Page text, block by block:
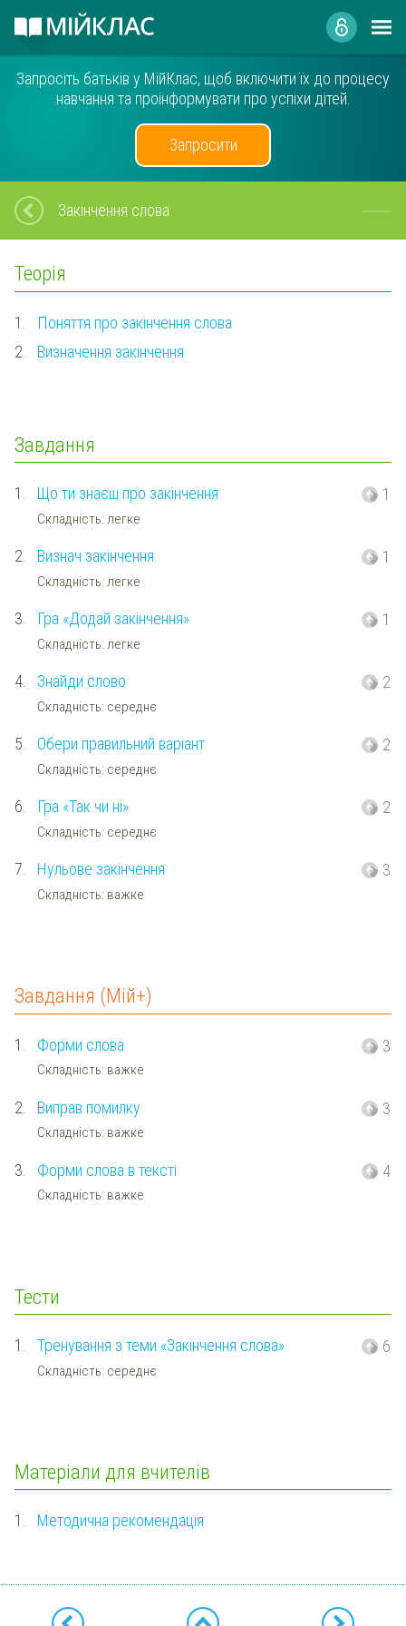
Запросіть батьків у МійКлас, щоб включити їх до процесу
навчання та проінформувати про успіхи дітей.
Запросити
Закінчення слова
Теорія
1.
Поняття про закінчення слова
2.
Визначення закінчення
Завдання
1. Що ти знаєш про закінчення
Складність: легке
1
2. Визнач закінчення
Складність: легке
1
3. Гра «Додай закінчення»
Складність: легке
1
4. Знайди слово
Складність: середнє
2
5. Обери правильний варіант
Складність: середнє
2
6. Гра «Так чи ні»
Складність: середнє
2
7. Нульове закінчення
Складність: важке
3
Завдання (Мій+)
1. Форми слова
Складність: важке
3
2. Виправ помилку
Складність: важке
3
3. Форми слова в тексті
Складність: важке
4
Тести
1. Тренування з теми «Закінчення слова»
Складність: середнє
6
Матеріали для вчителів
1. Методична рекомендація